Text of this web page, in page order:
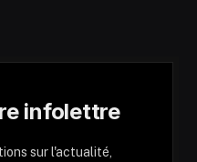
infolettre
sur l'actualité,